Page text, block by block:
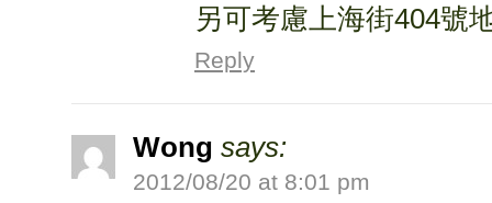
另可考慮上海街404號
Reply
Wong says:
2012/08/20 at 8:01 pm